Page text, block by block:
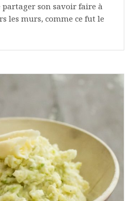
partager son savoir faire à
les murs, comme ce fut le